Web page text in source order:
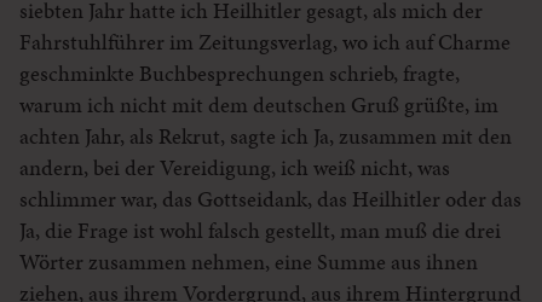
siebten Jahr hatte ich Heilhitler gesagt, als mich der
Fahrstuhlführer im Zeitungsverlag, wo ich auf Charme
geschminkte Buchbesprechungen schrieb, fragte,
warum ich nicht mit dem deutschen Gruß grüßte, im
achten Jahr, als Rekrut, sagte ich Ja, zusammen mit den
andern, bei der Vereidigung, ich weiß nicht, was
schlimmer war, das Gottseidank, das Heilhitler oder das
Ja, die Frage ist wohl falsch gestellt, man muß die drei
Wörter zusammen nehmen, eine Summe aus ihnen
ziehen, aus ihrem Vordergrund, aus ihrem Hintergrund